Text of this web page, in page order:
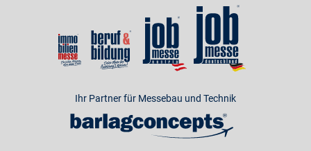
Ihr Partner für Messebau und Technik